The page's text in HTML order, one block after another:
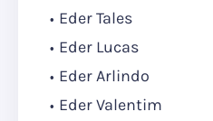
Eder Tales
Eder Lucas
Eder Arlindo
Eder Valentim